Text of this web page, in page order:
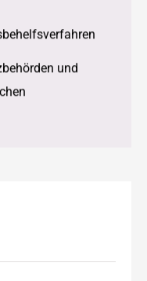
und